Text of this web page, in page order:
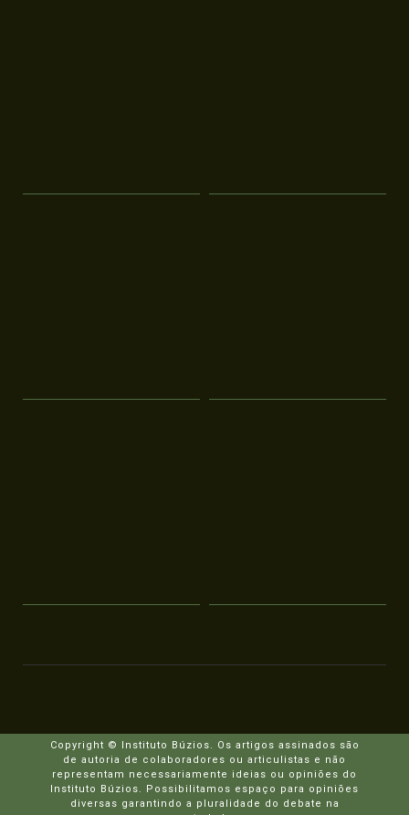
Copyright © Instituto Búzios. Os artigos assinados são
de autoria de colaboradores ou articulistas e não
representam necessariamente ideias ou opiniões do
Instituto Búzios. Possibilitamos espaço para opiniões
diversas garantindo a pluralidade do debate na